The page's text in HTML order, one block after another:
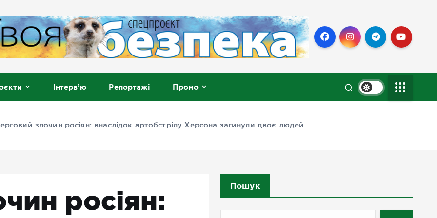
Інтерв’ю Репортажі Промо
злочин росіян: внаслідок артобстрілу Херсона загинули двоє людей
росіян:
Пошук